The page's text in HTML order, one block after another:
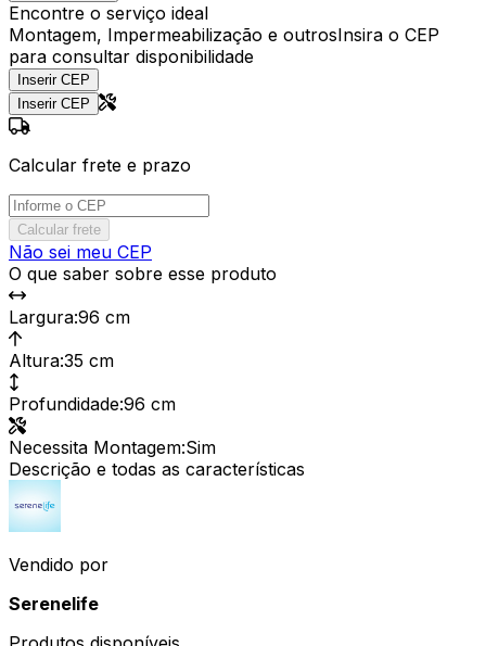
Encontre o serviço ideal
Montagem, Impermeabilização e outrosInsira o CEP
para consultar disponibilidade
Inserir CEP
Inserir CEP
Calcular frete e prazo
Calcular frete
Não sei meu CEP
O que saber sobre esse produto
Largura:96 cm
Altura:35 cm
Profundidade:96 cm
Necessita Montagem:Sim
Descrição e todas as características
Vendido por
Serenelife